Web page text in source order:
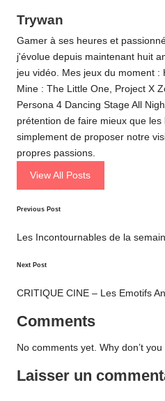
Trywan
Gamer à ses heures et
j'évolue depuis maintenant huit
jeu vidéo. Mes jeux du moment :
Mine : The Little One, Project X
Persona 4 Dancing Stage All
prétention de faire mieux que
simplement de proposer notre
propres passions.
View All Posts
Post
navigation
Previous Post
Les Incontournables de la
Next Post
CRITIQUE CINE – Les Emotifs
Comments
No comments yet. Why don’t
Laisser un